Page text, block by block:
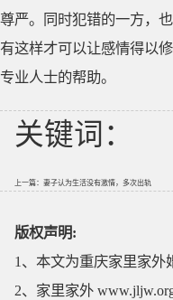
尊严。同时犯错的一方，
有这样才可以让感情得以
专业人士的帮助。
关键词：
上一篇： 妻子认为生活没有激情，多次出轨
版权声明:
1、本文为重庆家里家
2、家里家外